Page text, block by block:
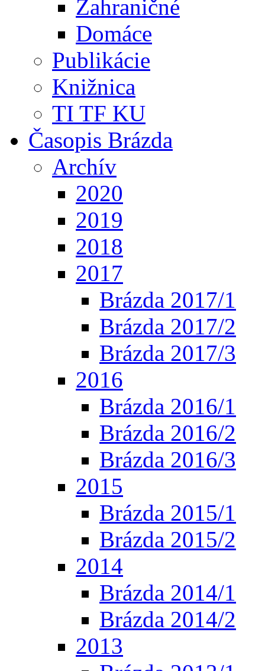
Zahraničné
Domáce
Publikácie
Knižnica
TI TF KU
Časopis Brázda
Archív
2020
2019
2018
2017
Brázda 2017/1
Brázda 2017/2
Brázda 2017/3
2016
Brázda 2016/1
Brázda 2016/2
Brázda 2016/3
2015
Brázda 2015/1
Brázda 2015/2
2014
Brázda 2014/1
Brázda 2014/2
2013